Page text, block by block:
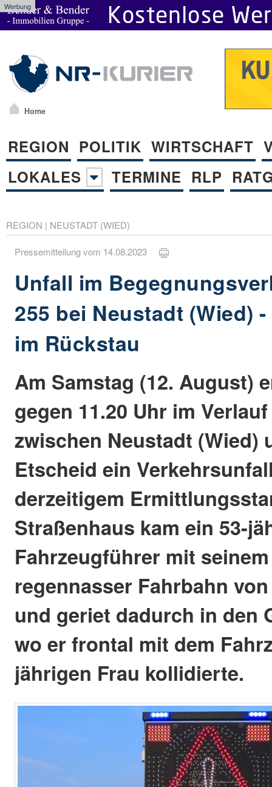
Werbung
Home
REGION POLITIK WIRTSCHAFT
LOKALES
TERMINE RLP
REGION | NEUSTADT (WIED)
Pressemitteilung vom 14.08.2023
Unfall im
255 bei Neustadt (Wied)
im Rückstau
Am Samstag (12. August)
gegen 11.20 Uhr im
zwischen Neustadt (Wied)
Etscheid ein
derzeitigem
Straßenhaus kam ein 53-
Fahrzeugführer mit
regennasser Fahrbahn
und geriet dadurch in den
wo er frontal mit dem
jährigen Frau kollidierte.